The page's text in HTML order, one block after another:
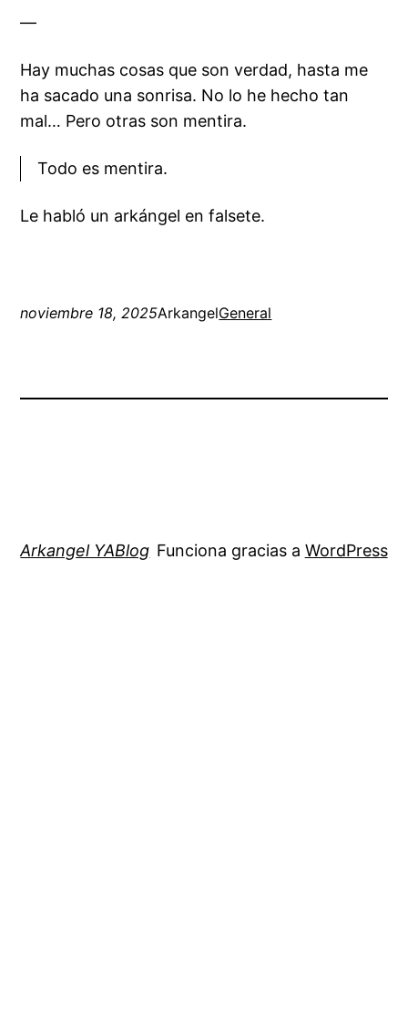
—
Hay muchas cosas que son verdad, hasta me
ha sacado una sonrisa. No lo he hecho tan
mal… Pero otras son mentira.
Todo es mentira.
Le habló un arkángel en falsete.
noviembre 18, 2025ArkangelGeneral
Arkangel YABlog Funciona gracias a WordPress